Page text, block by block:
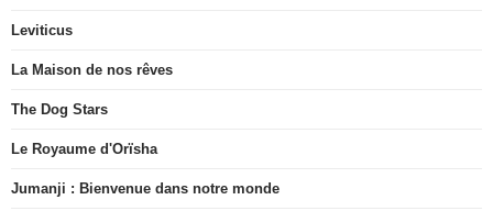
Leviticus
La Maison de nos rêves
The Dog Stars
Le Royaume d'Orïsha
Jumanji : Bienvenue dans notre monde